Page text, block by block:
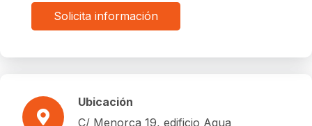
Ubicación
C/ Menorca 19, edificio Aqua